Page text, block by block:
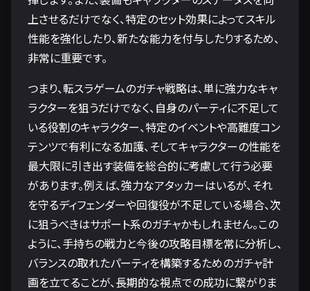
上させるだけでなく、特定のセット効果によってスキル
性能を強化したり、新たな能力を付与したりするため、
非常に重要です。
つまり、転スラゲームのガチャ戦略は、単に強力なキャ
ラクターを狙うだけでなく、自身のパーティに不足して
いる役割のキャラクター、特定のイベントや高難度コン
テンツで有利になる加護、そしてキャラクターの性能を
最大限に引き出す装備を総合的に考慮して行う必要
があります。例えば、強力なアタッカーはいるが、それ
を守るディフェンダーや回復役が不足している場合、次
に狙うべきはサポート系のガチャかもしれません。この
ように、手持ちの戦力と今後の攻略目標を常に分析し、
バランスの取れたパーティを構築するためのガチャ計
画を立てることが、長期的な視点での成功に繋がりま